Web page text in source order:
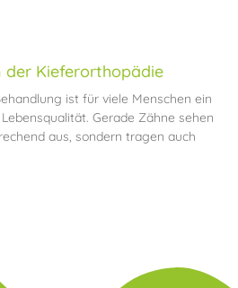
der Kieferorthopädie
ist für viele Menschen ein
Gerade Zähne sehen
aus, sondern tragen auch